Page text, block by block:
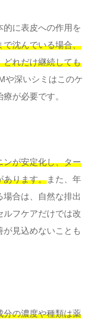
に表皮への作用を
で沈んでいる場合、
どれだけ継続しても
や深いシミはこのケ
が必要です。
ンが安定化し、ター
あります。また、年
合は、自然な排出
フケアだけでは改
見込めないことも
分の濃度や種類は薬